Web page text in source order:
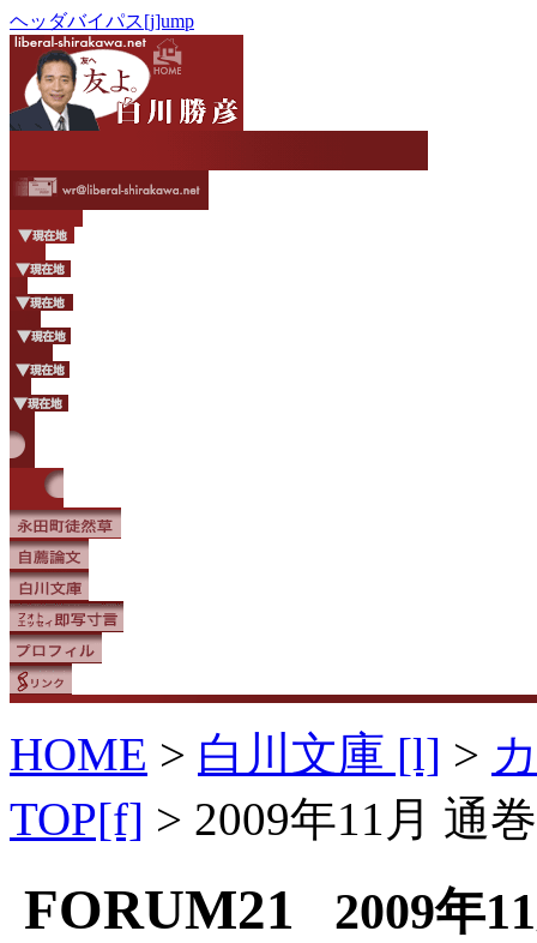
ヘッダバイパス[j]ump
HOME > 白川文庫 [l] >
TOP[f] > 2009年11月 通
FORUM21 2009年